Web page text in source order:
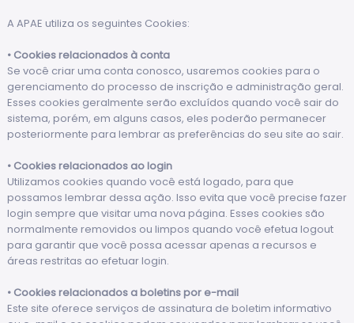
A APAE utiliza os seguintes Cookies:
• Cookies relacionados à conta
Se você criar uma conta conosco, usaremos cookies para o
gerenciamento do processo de inscrição e administração geral.
Esses cookies geralmente serão excluídos quando você sair do
sistema, porém, em alguns casos, eles poderão permanecer
posteriormente para lembrar as preferências do seu site ao sair.
• Cookies relacionados ao login
Utilizamos cookies quando você está logado, para que
possamos lembrar dessa ação. Isso evita que você precise fazer
login sempre que visitar uma nova página. Esses cookies são
normalmente removidos ou limpos quando você efetua logout
para garantir que você possa acessar apenas a recursos e
áreas restritas ao efetuar login.
• Cookies relacionados a boletins por e-mail
Este site oferece serviços de assinatura de boletim informativo